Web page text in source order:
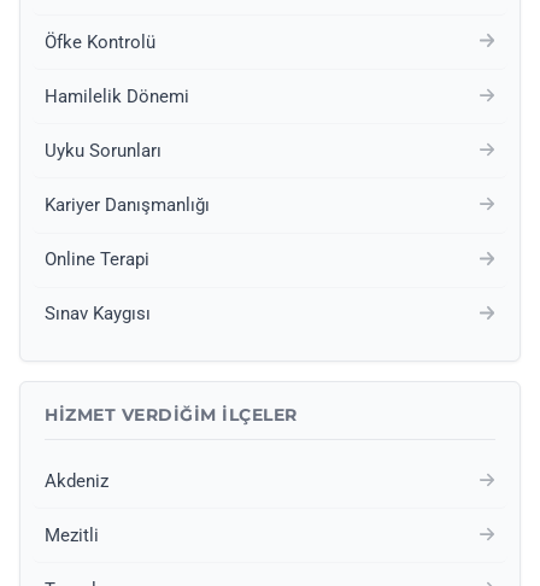
Öfke Kontrolü
Hamilelik Dönemi
Uyku Sorunları
Kariyer Danışmanlığı
Online Terapi
Sınav Kaygısı
HIZMET VERDIĞIM İLÇELER
Akdeniz
Mezitli